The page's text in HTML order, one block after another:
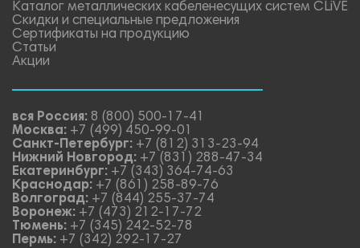
Каталог металлических кабеленесущих систем CLiVE
Скидки и специальные предложения
Сертификаты на продукцию
Статьи
Акции
вся Россия: 8 (800) 500-17-41
Москва: +7 (499) 450-99-01
Санкт-Петербург: +7 (812) 313-23-94
Нижний Новгород: +7 (831) 288-47-34
Екатеринбург: +7 (343) 364-74-63
Краснодар: +7 (861) 258-89-76
Волгоград: +7 (844) 255-37-74
Воронеж: +7 (473) 212-17-72
Тюмень: +7 (345) 242-52-78
Пермь: +7 (342) 292-17-27